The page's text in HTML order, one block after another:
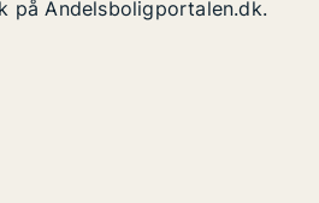
på Andelsboligportalen.dk.